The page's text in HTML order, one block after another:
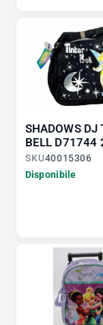
SHADOWS DJ
BELL D71744
SKU40015306
Disponibile